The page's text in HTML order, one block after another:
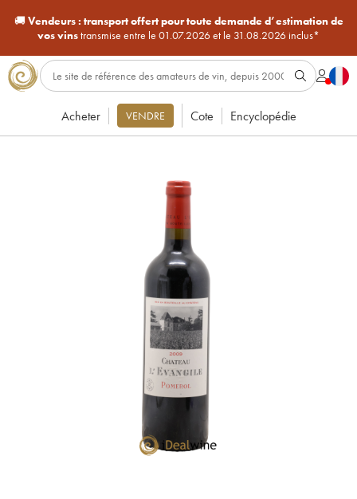
🚚Vendeurs : transport offert pour toute demande d’estimation de
vos vinstransmise entre le 01.07.2026 et le 31.08.2026 inclus*
Acheter VENDRE Cote Encyclopédie